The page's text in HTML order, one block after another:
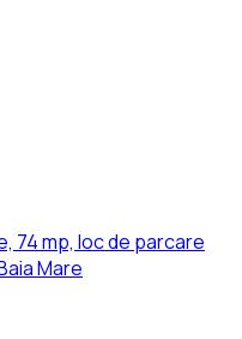
74 mp, loc de parcare
Mare